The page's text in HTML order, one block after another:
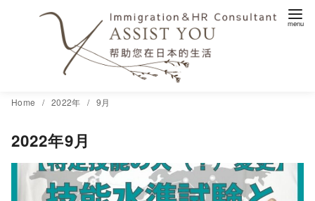
Home 2022年 9月
2022年9月